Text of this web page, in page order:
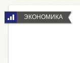
ЭКОНОМИКА